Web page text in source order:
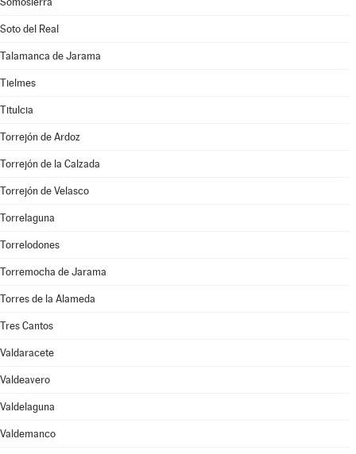
Soto del Real
Talamanca de Jarama
Tielmes
Titulcia
Torrejón de Ardoz
Torrejón de la Calzada
Torrejón de Velasco
Torrelaguna
Torrelodones
Torremocha de Jarama
Torres de la Alameda
Tres Cantos
Valdaracete
Valdeavero
Valdelaguna
Valdemanco